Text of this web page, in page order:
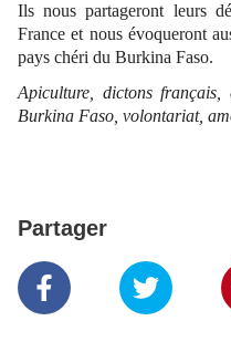
Ils nous partageront leurs
France et nous évoqueront
pays chéri du Burkina Faso.
Apiculture, dictons français,
Burkina Faso, volontariat,
Partager